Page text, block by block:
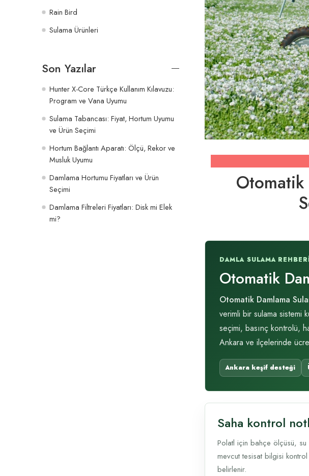
Otomatik
DAMLA SULAMA
Otomatik
Otomatik Damlama
verimli bir sulama sistemi
seçimi, basınç kontrolü,
Ankara ve ilçelerinde
Ankara keşif desteği
Saha kontrol
Polatl için bahçe ölçüsü, su
mevcut tesisat bilgisi
belirlenir.
Rain Bird
Sulama Ürünleri
Son Yazılar
Hunter X-Core Türkçe Kullanım Kılavuzu:
Program ve Vana Uyumu
Sulama Tabancası: Fiyat, Hortum Uyumu
ve Ürün Seçimi
Hortum Bağlantı Aparatı: Ölçü, Rekor ve
Musluk Uyumu
Damlama Hortumu Fiyatları ve Ürün
Seçimi
Damlama Filtreleri Fiyatları: Disk mi Elek
mi?